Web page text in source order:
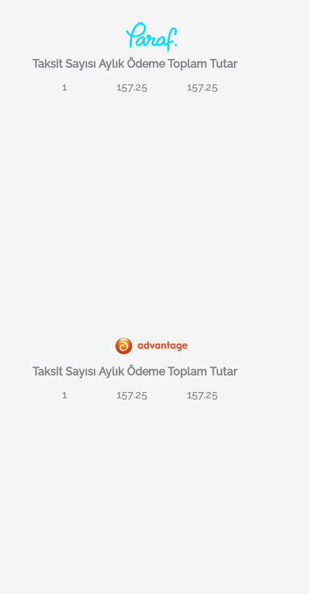
Taksit Sayısı Aylık Ödeme Toplam Tutar
1
157.25 157.25
Taksit Sayısı Aylık Ödeme Toplam Tutar
1
157.25 157.25